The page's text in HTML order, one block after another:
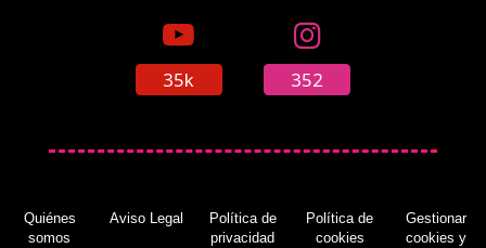
35k 352
Quiénes
somos
Aviso Legal
Política de
privacidad
Política de
cookies
Gestionar
cookies y